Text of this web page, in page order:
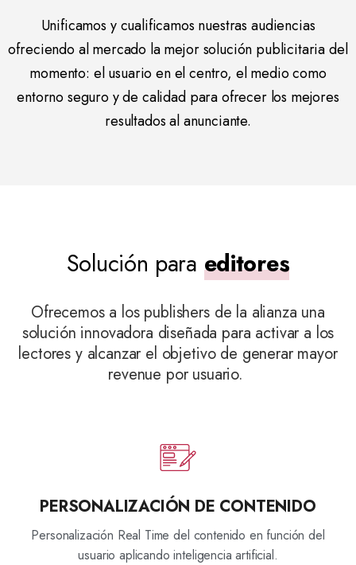
Unificamos y cualificamos nuestras audiencias
ofreciendo al mercado la mejor solución publicitaria del
momento: el usuario en el centro, el medio como
entorno seguro y de calidad para ofrecer los mejores
resultados al anunciante.
Solución para editores
Ofrecemos a los publishersde la alianza una
solución innovadora diseñada para activar a los
lectores y alcanzar el objetivo de generar mayor
revenue por usuario.
PERSONALIZACIÓN DE CONTENIDO
Personalización Real Time del contenido en función del
usuario aplicando inteligencia artificial.